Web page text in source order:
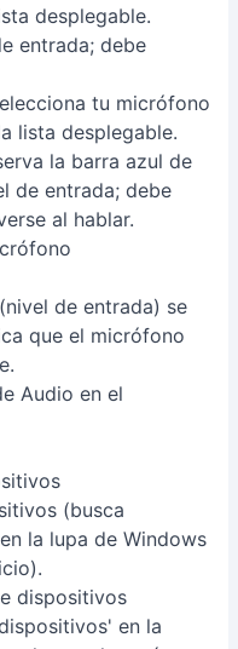
desplegable.
entrada; debe
de entrada) se
que el micrófono
Audio en el
(busca
la lupa de Windows